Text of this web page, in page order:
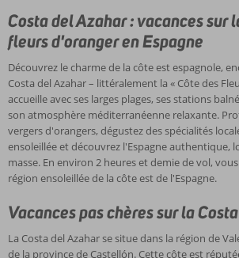
Costa del Azahar : vacances sur
fleurs d'oranger en Espagne
Découvrez le charme de la côte est espagnole,
Costa del Azahar – littéralement la « Côte des
accueille avec ses larges plages, ses stations
son atmosphère méditerranéenne relaxante.
vergers d'orangers, dégustez des spécialités
ensoleillée et découvrez l'Espagne authentique,
masse. En environ 2 heures et demie de vol,
région ensoleillée de la côte est de l'Espagne.
Vacances pas chères sur la
La Costa del Azahar se situe dans la région de
de la province de Castellón. Cette côte est